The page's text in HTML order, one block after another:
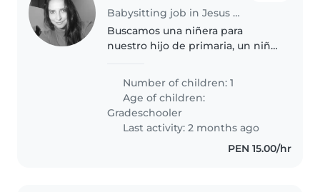
Babysitting job in Jesus Maria
Buscamos una niñera para
nuestro hijo de primaria, un niño
cómodo con la cocina, labores
del hogar y ayuda con la tarea,
ademas..
Number of children: 1
Age of children:
Gradeschooler
Last activity: 2 months ago
PEN 15.00/hr